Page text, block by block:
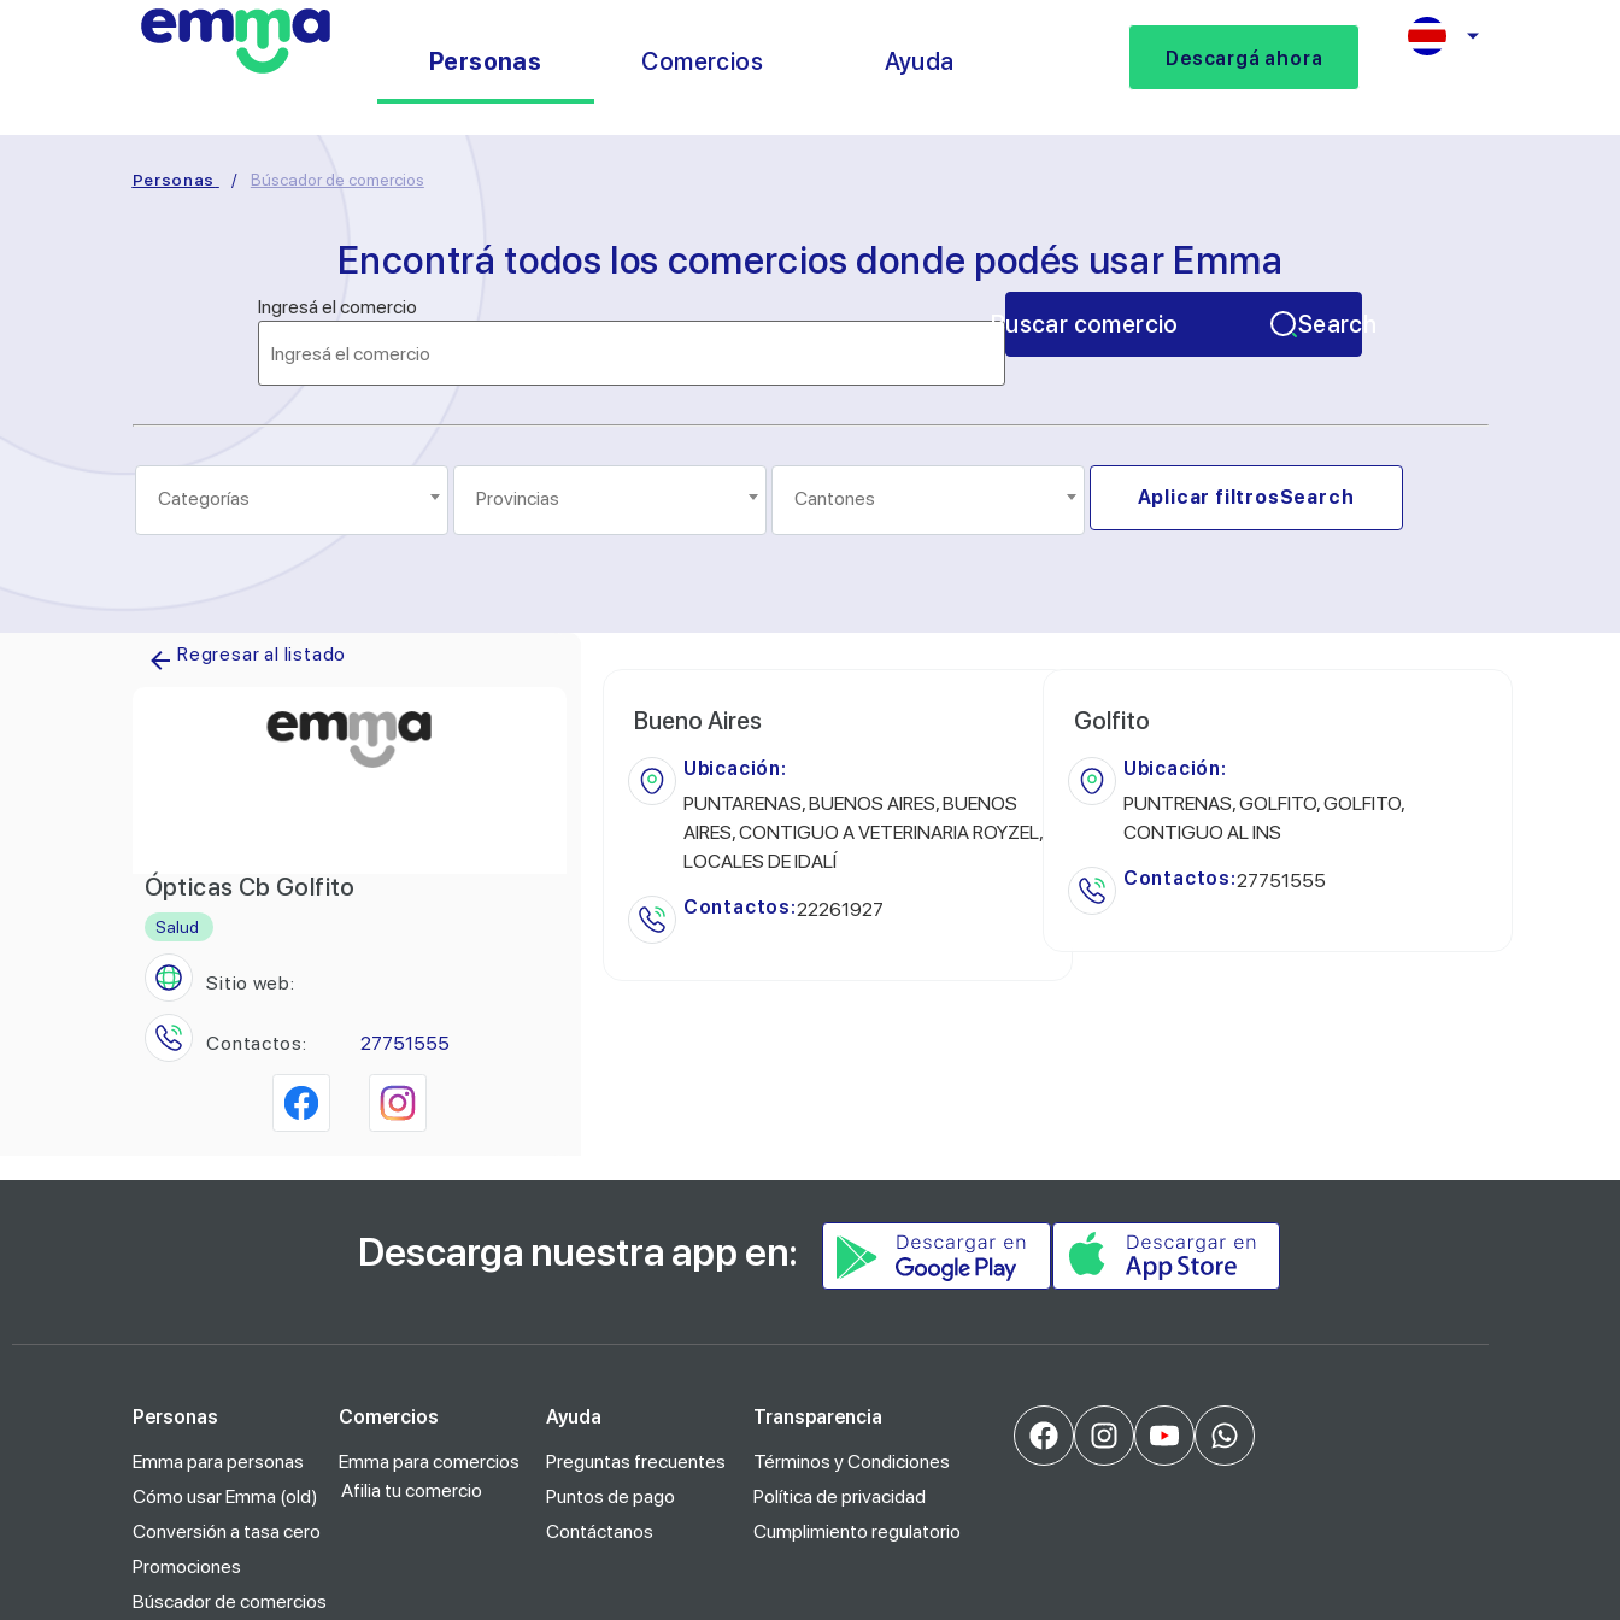
Personas Comercios Ayuda Descargá ahora
Personas / Búscador de comercios
Encontrá todos los comercios donde podés usar Emma
Ingresá el comercio
Buscar comercio Search
Aplicar filtrosSearch
Regresar al listado
Ópticas Cb Golfito
Salud
Sitio web:
Contactos: 27751555
Bueno Aires
Ubicación:
PUNTARENAS, BUENOS AIRES, BUENOS
AIRES, CONTIGUO A VETERINARIA ROYZEL,
LOCALES DE IDALÍ
Contactos:22261927
Golfito
Ubicación:
PUNTRENAS, GOLFITO, GOLFITO,
CONTIGUO AL INS
Contactos:27751555
Descarga nuestra app en:
Personas
Emma para personas
Cómo usar Emma (old)
Conversión a tasa cero
Promociones
Búscador de comercios
Comercios
Emma para comercios
Afilia tu comercio
Ayuda
Preguntas frecuentes
Puntos de pago
Contáctanos
Transparencia
Términos y Condiciones
Política de privacidad
Cumplimiento regulatorio